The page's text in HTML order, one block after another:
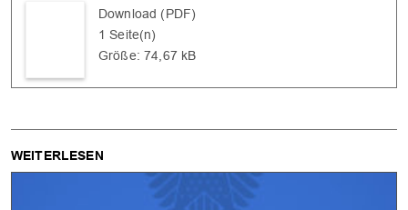
Download (PDF)
1 Seite(n)
Größe: 74,67 kB
WEITERLESEN